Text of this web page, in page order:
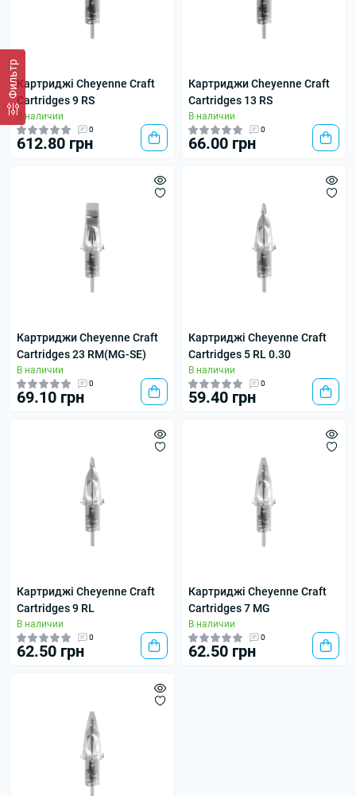
ФильтрКартриджі Cheyenne Craft
Cartridges 9 RS
В наличии
0
612.80 грн
Картриджи Cheyenne Craft
Cartridges 13 RS
В наличии
0
66.00 грн
Картриджи Cheyenne Craft
Cartridges 23 RM(MG-SE)
В наличии
0
69.10 грн
Картриджі Cheyenne Craft
Cartridges 5 RL 0.30
В наличии
0
59.40 грн
Картриджі Cheyenne Craft
Cartridges 9 RL
В наличии
0
62.50 грн
Картриджі Cheyenne Craft
Cartridges 7 MG
В наличии
0
62.50 грн